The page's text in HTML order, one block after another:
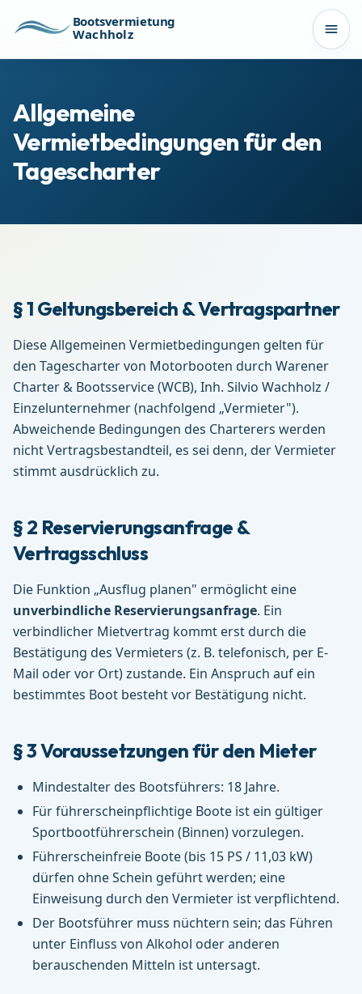
Bootsvermietung
Wachholz
Allgemeine
Vermietbedingungen für den
Tagescharter
§ 1 Geltungsbereich & Vertragspartner
Diese Allgemeinen Vermietbedingungen gelten für
den Tagescharter von Motorbooten durch Warener
Charter & Bootsservice (WCB), Inh. Silvio Wachholz /
Einzelunternehmer(nachfolgend „Vermieter").
Abweichende Bedingungen des Charterers werden
nicht Vertragsbestandteil, es sei denn, der Vermieter
stimmt ausdrücklich zu.
§ 2 Reservierungsanfrage &
Vertragsschluss
Die Funktion „Ausflug planen" ermöglicht eine
unverbindliche Reservierungsanfrage. Ein
verbindlicher Mietvertrag kommt erst durch die
Bestätigung des Vermieters (z. B. telefonisch, per E-
Mail oder vor Ort) zustande. Ein Anspruch auf ein
bestimmtes Boot besteht vor Bestätigung nicht.
§ 3 Voraussetzungen für den Mieter
Mindestalter des Bootsführers: 18 Jahre.
Für führerscheinpflichtige Boote ist ein gültiger
Sportbootführerschein (Binnen) vorzulegen.
Führerscheinfreie Boote (bis 15 PS / 11,03 kW)
dürfen ohne Schein geführt werden; eine
Einweisung durch den Vermieter ist verpflichtend.
Der Bootsführer muss nüchtern sein; das Führen
unter Einfluss von Alkohol oder anderen
berauschenden Mitteln ist untersagt.